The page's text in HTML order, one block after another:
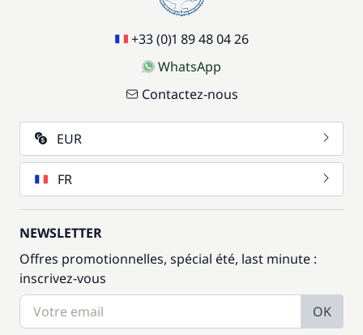
+33 (0)1 89 48 04 26
WhatsApp
Contactez-nous
EUR
FR
NEWSLETTER
Offres promotionnelles, spécial été, last minute :
inscrivez-vous
OK